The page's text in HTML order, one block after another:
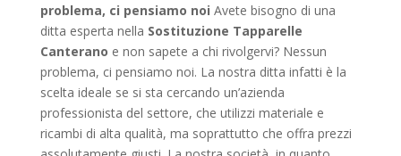
problema, ci pensiamo noi Avete bisogno di una
ditta esperta nella Sostituzione Tapparelle
Canterano e non sapete a chi rivolgervi? Nessun
problema, ci pensiamo noi. La nostra ditta infatti è la
scelta ideale se si sta cercando un’azienda
professionista del settore, che utilizzi materiale e
ricambi di alta qualità, ma soprattutto che offra prezzi